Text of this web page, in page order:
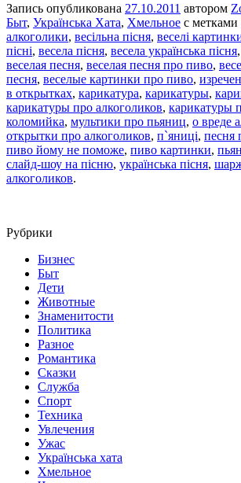
Запись опубликована 27.10.2011 автором
Быт, Українська Хата, Хмельное с метками
алкоголики, весільна пісня, веселі
пісні, весела пісня, весела українська пісня,
веселая песня, веселая песня про пиво,
песня, веселые картинки про пиво,
в открытках, карикатура, карикатуры,
карикатуры про алкоголиков, карикатуры
коломийка, мультики про пьяниц, о вреде
открытки про алкоголиков, п`яниці, песня
пиво йому не поможе, пиво картинки,
слайд-шоу на пісню, українська пісня,
алкоголиков.
Рубрики
Бизнес
Быт
Дети
Животные
Знаменитости
Политика
Разное
Романтика
Сказки
Служба
Спорт
Техника
Увлечения
Ужас
Українська хата
Хмельное